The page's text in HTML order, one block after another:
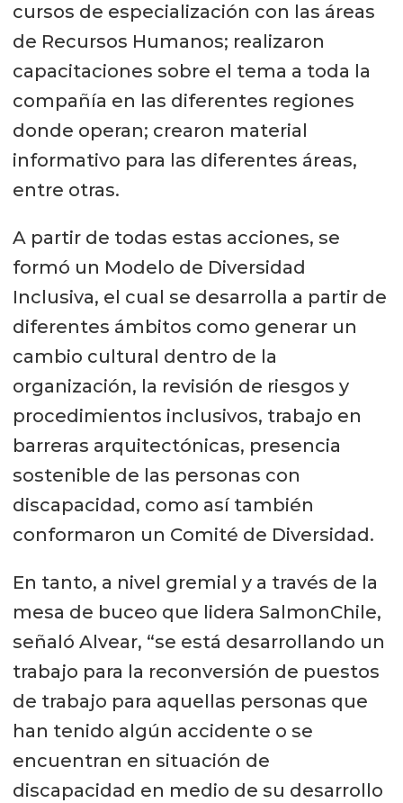
cursos de especialización con las áreas
de Recursos Humanos; realizaron
capacitaciones sobre el tema a toda la
compañía en las diferentes regiones
donde operan; crearon material
informativo para las diferentes áreas,
entre otras.
A partir de todas estas acciones, se
formó un Modelo de Diversidad
Inclusiva, el cual se desarrolla a partir de
diferentes ámbitos como generar un
cambio cultural dentro de la
organización, la revisión de riesgos y
procedimientos inclusivos, trabajo en
barreras arquitectónicas, presencia
sostenible de las personas con
discapacidad, como así también
conformaron un Comité de Diversidad.
En tanto, a nivel gremial y a través de la
mesa de buceo que lidera SalmonChile,
señaló Alvear, “se está desarrollando un
trabajo para la reconversión de puestos
de trabajo para aquellas personas que
han tenido algún accidente o se
encuentran en situación de
discapacidad en medio de su desarrollo